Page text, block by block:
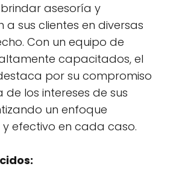
asesoría y
a sus clientes en diversas
Con un equipo de
capacitados, el
por su compromiso
los intereses de sus
un enfoque
efectivo en cada caso.